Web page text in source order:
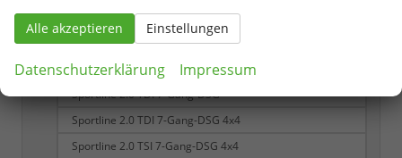
Sportline 1.5 TSI 7-Gang DSG
Sportline 1.5 TSI iV 6-Gang-DSG
Sportline 1.5 TSI mHEV 7-Gang DSG
Sportline 2.0 TDI 7-Gang-DSG
Sportline 2.0 TDI 7-Gang-DSG 4x4
Sportline 2.0 TSI 7-Gang-DSG 4x4
Alle akzeptieren Einstellungen
Datenschutzerklärung Impressum